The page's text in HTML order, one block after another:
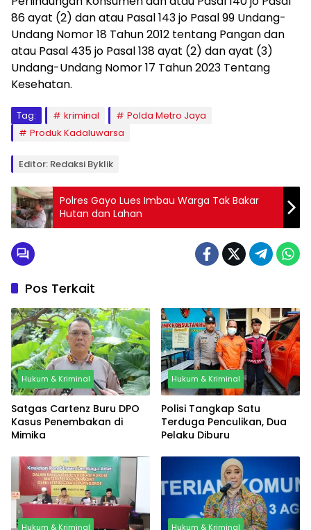
86 ayat (2) dan atau Pasal 143 jo Pasal 99 Undang-
Undang Nomor 18 Tahun 2012 tentang Pangan dan
atau Pasal 435 jo Pasal 138 ayat (2) dan ayat (3)
Undang-Undang Nomor 17 Tahun 2023 Tentang
Kesehatan.
Tag: kriminal
Polda Metro Jaya
Produk Kadaluwarsa
Editor: Redaksi Byklik
Polres Gayo Lues Imbau Warga Tak Bakar
Hutan dan Lahan
Pos Terkait
Hukum & Kriminal
Satgas Cartenz Buru DPO
Kasus Penembakan di
Mimika
Hukum & Kriminal
Polisi Tangkap Satu
Terduga Penculikan, Dua
Pelaku Diburu
Hukum & Kriminal Hukum & Kriminal